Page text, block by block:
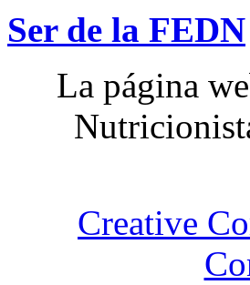
Ser de la FEDN
La página
Creative